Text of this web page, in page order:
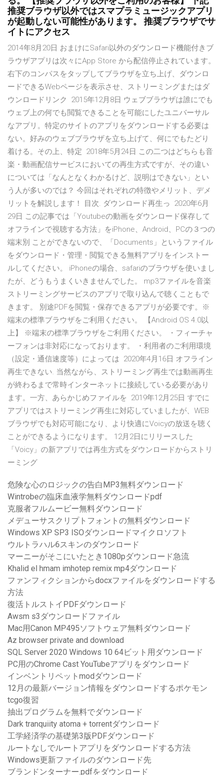
推奨ブラウザ以外ではスマプラミュージックアプリ
が起動しない可能性があります。 推奨ブラウザでサ
イトにアクセス
2014年8月20日 おまけにSafari以外のダウンロード機能付きブ
ラウザアプリは次々にApp Store から配信停止されています。
右下のコンパスをタップしてブラウザを立ち上げ、ダウンロ
ードできるWebページを表示させ、ストリーミングまたはダ
ウンロードリンク 2015年12月8日 ウェブブラウザは誰にでも
ウェブ上の何でも閲覧できることを可能にしたユニバーサル
なアプリ。特定のサイトのアプリをダウンロードする必要は
ない。好みのウェブブラウザを立ち上げて、何にでもたどり
着ける。その上、特定 2018年5月24日 この二つはどちらも音
楽・動画配信サービスにおいての再生方式ですが、その違い
については「なんとなくわかるけど、説明はできない」とい
う人が多いのでは？ 今回はそれぞれの特徴やメリット、デメ
リットを解説します！ 目次. ダウンロード再生っ 2020年6月
29日 この記事では「Youtubeの動画をダウンロード保存して
オフラインで視聴する方法」をiPhone、Android、PCの３つの
端末別 ことができないので、「Documents」というファイル
をダウンロード・管理・閲覧できる無料アプリをインストー
ルしてください。 iPhoneの場合、safariのブラウザを使いまし
たが、どうもうまくいきませんでした。 mp3ファイルを音楽
ストリーミングサービスのアプリで取り込んで聴くこともで
きます。 別途PDFを閲覧・保存できるアプリが必要です。※
端末の標準ブラウザをご利用ください。 【Android OS 4.0以
上】 ※端末の標準ブラウザをご利用ください。 ・フィーチャ
ーフォンは非対応になっております。 ・利用者のご利用環境
（設定・通信速度等）によっては 2020年4月16日 オフライン
再生できない. 当然ながら、ストリーミング再生では動画再生
が終わるまで常時インターネットに接続している必要があり
ます。一方、あらかじめファイルを 2019年12月25日 すでに
アプリではストリーミング再生に対応していましたが、WEB
ブラウザでも対応可能になり、より快適にVoicyの放送を聴く
ことができるようになります。 12月2日にリリースした
「Voicy」の新アプリでは再生方式をダウンロードからストリ
ーミング
危険な心のロジックの告白MP3無料ダウンロード
Wintrobeの臨床血液学無料ダウンロードpdf
克服者フルムービー無料ダウンロード
メデューサスクリプトフォントの無料ダウンロード
Windows XP SP3 ISOダウンロードマイクロソフト
ウルトラハル6スキンのダウンロード
マーニーがそこにいたとき1080pダウンロード急流
Khalid el hmam imhotep remix mp4ダウンロード
ファンフィクションからdocxファイルをダウンロードする
方法
復活トルストイPDFダウンロード
Awsm s3ダウンロードファイル
Mac用Canon MP495ソフトウェア無料ダウンロード
Az browser private and download
SQL Server 2020 Windows 10 64ビット用ダウンロード
PC用のChrome Cast YouTubeアプリをダウンロード
インベントリペットmodダウンロード
12月の最新バージョン情報をダウンロードするポケモン
tcgo復習
抽出プログラムを無料でダウンロード
Dark tranquiity atoma + torrentダウンロード
工学経済学の基礎第3版PDFダウンロード
ルートなしでルートアプリをダウンロードする方法
Windows更新ファイルのダウンロード先
ブランドンターナー.pdfをダウンロード